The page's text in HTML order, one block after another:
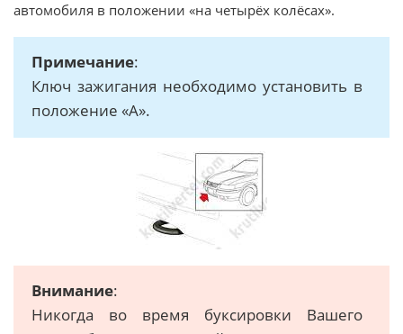
автомобиля в положении «на четырёх колёсах».
Примечание:
Ключ зажигания необходимо установить в
положение «А».
Внимание:
Никогда во время буксировки Вашего